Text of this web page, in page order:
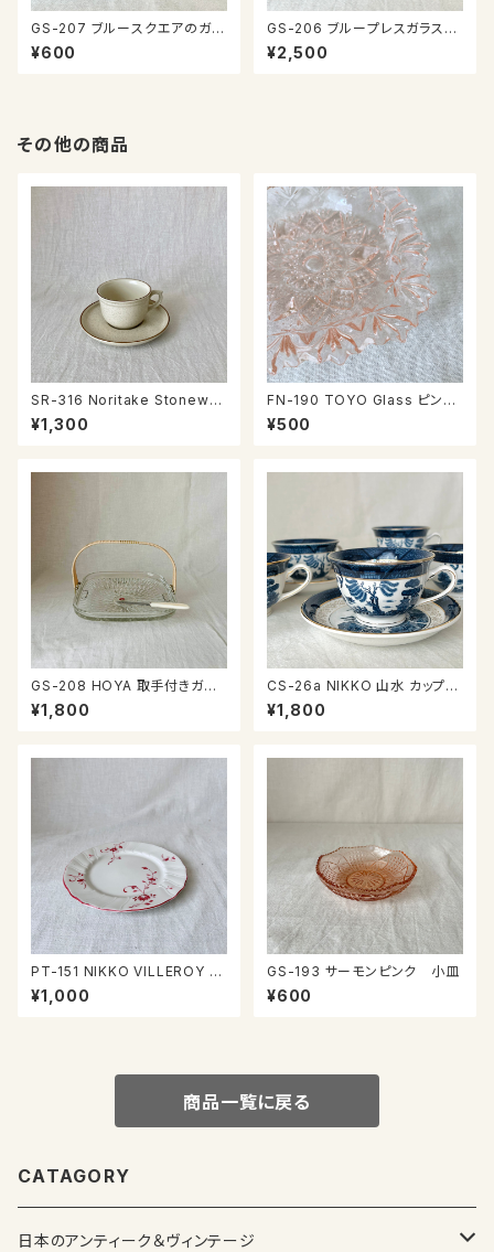
GS-207 ブルースクエアのガラ
ス器
¥600
GS-206 ブループレスガラスの
器
¥2,500
その他の商品
SR-316 Noritake Stonewar
e カップ＆ソーサー
¥1,300
FN-190 TOYO Glass ピンク
のお皿
¥500
GS-208 HOYA 取手付きガラ
ス皿
¥1,800
CS-26a NIKKO 山水 カップ＆
ソーサー
¥1,800
PT-151 NIKKO VILLEROY &
BOCH Wネームプレート
¥1,000
GS-193 サーモンピンク 小皿
¥600
商品一覧に戻る
CATAGORY
日本のアンティーク＆ヴィンテージ